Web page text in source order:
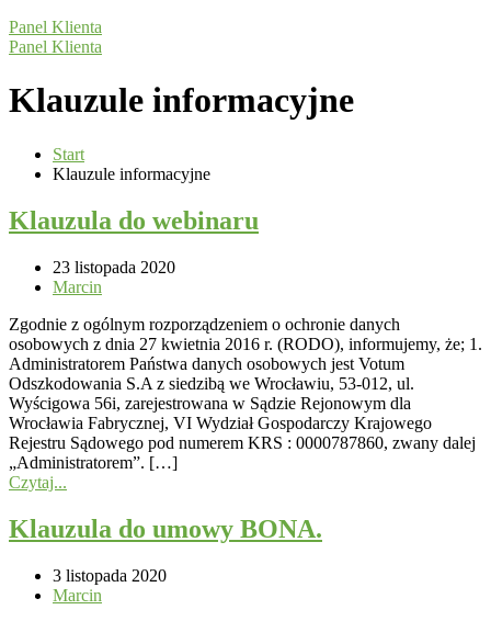
Panel Klienta
Panel Klienta
Klauzule informacyjne
Start
Klauzule informacyjne
Klauzula do webinaru
23 listopada 2020
Marcin
Zgodnie z ogólnym rozporządzeniem o ochronie danych
osobowych z dnia 27 kwietnia 2016 r. (RODO), informujemy, że; 1.
Administratorem Państwa danych osobowych jest Votum
Odszkodowania S.A z siedzibą we Wrocławiu, 53-012, ul.
Wyścigowa 56i, zarejestrowana w Sądzie Rejonowym dla
Wrocławia Fabrycznej, VI Wydział Gospodarczy Krajowego
Rejestru Sądowego pod numerem KRS : 0000787860, zwany dalej
„Administratorem”. […]
Czytaj...
Klauzula do umowy BONA.
3 listopada 2020
Marcin